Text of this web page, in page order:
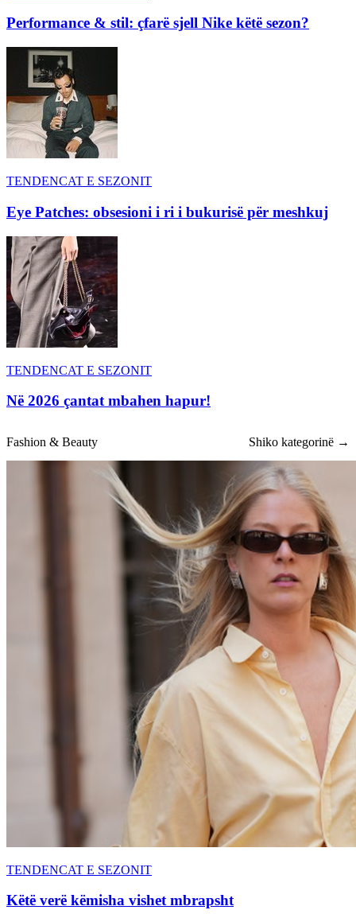
Performance & stil: çfarë sjell Nike këtë sezon?
TENDENCAT E SEZONIT
Eye Patches: obsesioni i ri i bukurisë për meshkuj
TENDENCAT E SEZONIT
Në 2026 çantat mbahen hapur!
Fashion & Beauty Shiko kategorinë →
TENDENCAT E SEZONIT
Këtë verë këmisha vishet mbrapsht